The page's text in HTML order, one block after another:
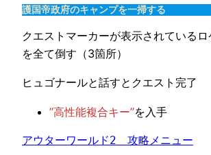
護国帝政府のキャンプを一掃する
クエストマーカーが表示されている
を全て倒す（3箇所）
ヒュゴナールと話すとクエスト完了
”高性能複合キー”を入手
アウターワールド2　攻略メニュー